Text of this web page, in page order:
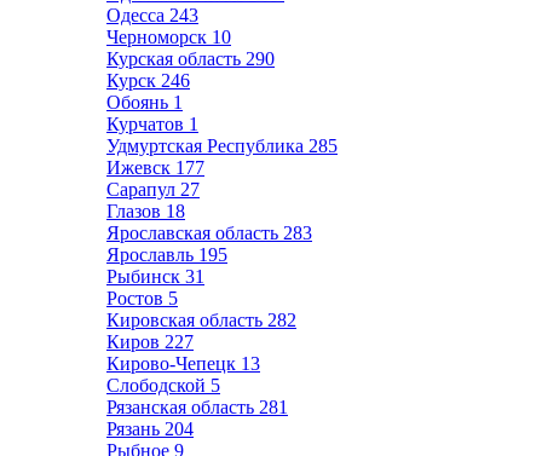
Одесса 243
Черноморск 10
Курская область 290
Курск 246
Обоянь 1
Курчатов 1
Удмуртская Республика 285
Ижевск 177
Сарапул 27
Глазов 18
Ярославская область 283
Ярославль 195
Рыбинск 31
Ростов 5
Кировская область 282
Киров 227
Кирово-Чепецк 13
Слободской 5
Рязанская область 281
Рязань 204
Рыбное 9